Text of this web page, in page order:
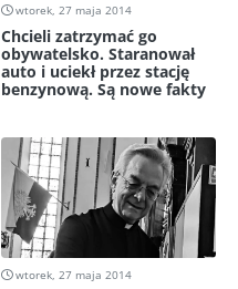
wtorek, 27 maja 2014
Chcieli zatrzymać go
obywatelsko. Staranował
auto i uciekł przez stację
benzynową. Są nowe fakty
wtorek, 27 maja 2014